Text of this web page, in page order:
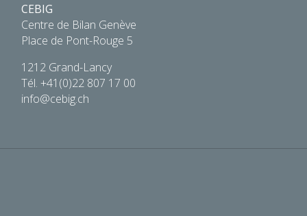
CEBIG
Centre de Bilan Genève
Place de Pont-Rouge 5
1212 Grand-Lancy
Tél. +41(0)22 807 17 00
info@cebig.ch